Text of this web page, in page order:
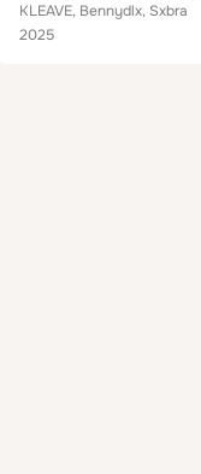
KLEAVE, Bennydlx, Sxbra
2025